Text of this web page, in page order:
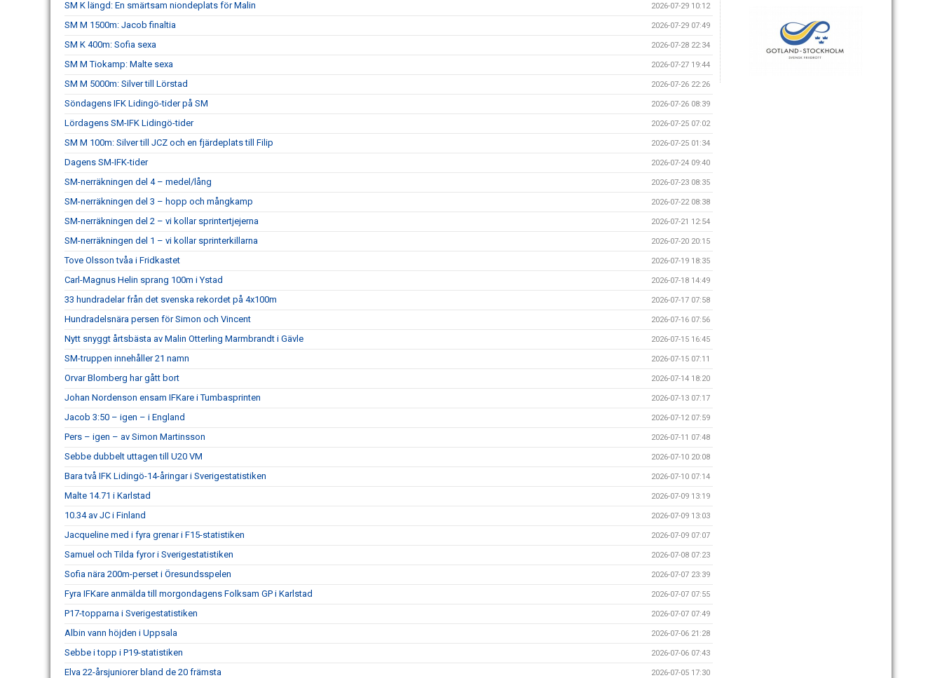
SM K längd: En smärtsam niondeplats för Malin 2026-07-29 10:12
SM M 1500m: Jacob finaltia 2026-07-29 07:49
SM K 400m: Sofia sexa 2026-07-28 22:34
SM M Tiokamp: Malte sexa 2026-07-27 19:44
SM M 5000m: Silver till Lörstad 2026-07-26 22:26
Söndagens IFK Lidingö-tider på SM 2026-07-26 08:39
Lördagens SM-IFK Lidingö-tider 2026-07-25 07:02
SM M 100m: Silver till JCZ och en fjärdeplats till Filip 2026-07-25 01:34
Dagens SM-IFK-tider 2026-07-24 09:40
SM-nerräkningen del 4 – medel/lång 2026-07-23 08:35
SM-nerräkningen del 3 – hopp och mångkamp 2026-07-22 08:38
SM-nerräkningen del 2 – vi kollar sprintertjejerna 2026-07-21 12:54
SM-nerräkningen del 1 – vi kollar sprinterkillarna 2026-07-20 20:15
Tove Olsson tvåa i Fridkastet 2026-07-19 18:35
Carl-Magnus Helin sprang 100m i Ystad 2026-07-18 14:49
33 hundradelar från det svenska rekordet på 4x100m 2026-07-17 07:58
Hundradelsnära persen för Simon och Vincent 2026-07-16 07:56
Nytt snyggt årtsbästa av Malin Otterling Marmbrandt i Gävle 2026-07-15 16:45
SM-truppen innehåller 21 namn 2026-07-15 07:11
Orvar Blomberg har gått bort 2026-07-14 18:20
Johan Nordenson ensam IFKare i Tumbasprinten 2026-07-13 07:17
Jacob 3:50 – igen – i England 2026-07-12 07:59
Pers – igen – av Simon Martinsson 2026-07-11 07:48
Sebbe dubbelt uttagen till U20 VM 2026-07-10 20:08
Bara två IFK Lidingö-14-åringar i Sverigestatistiken 2026-07-10 07:14
Malte 14.71 i Karlstad 2026-07-09 13:19
10.34 av JC i Finland 2026-07-09 13:03
Jacqueline med i fyra grenar i F15-statistiken 2026-07-09 07:07
Samuel och Tilda fyror i Sverigestatistiken 2026-07-08 07:23
Sofia nära 200m-perset i Öresundsspelen 2026-07-07 23:39
Fyra IFKare anmälda till morgondagens Folksam GP i Karlstad 2026-07-07 07:55
P17-topparna i Sverigestatistiken 2026-07-07 07:49
Albin vann höjden i Uppsala 2026-07-06 21:28
Sebbe i topp i P19-statistiken 2026-07-06 07:43
Elva 22-årsjuniorer bland de 20 främsta 2026-07-05 17:30